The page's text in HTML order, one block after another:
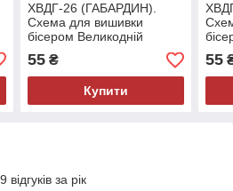
ХВДГ-26 (ГАБАРДИН).
Схема для вишивки
бісером Великодній
рушник
55₴
Купити
55
за рік